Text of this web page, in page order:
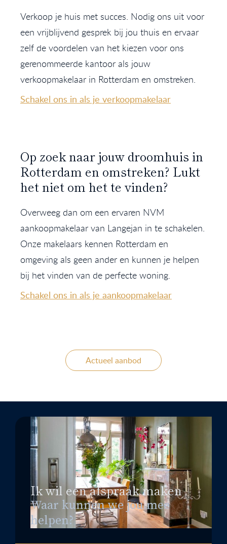
Verkoop je huis met succes. Nodig ons uit voor
een vrijblijvend gesprek bij jou thuis en ervaar
zelf de voordelen van het kiezen voor ons
gerenommeerde kantoor als jouw
verkoopmakelaar in Rotterdam en omstreken.
Schakel ons in als je verkoopmakelaar
Op zoek naar jouw droomhuis in
Rotterdam en omstreken? Lukt
het niet om het te vinden?
Overweeg dan om een ervaren NVM
aankoopmakelaar van Langejan in te schakelen.
Onze makelaars kennen Rotterdam en
omgeving als geen ander en kunnen je helpen
bij het vinden van de perfecte woning.
Schakel ons in als je aankoopmakelaar
Actueel aanbod
Ik wil een afspraak maken
Waar kunnen we jou mee
helpen?